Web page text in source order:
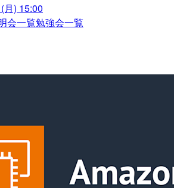
月) 15:00
会一覧勉強会一覧